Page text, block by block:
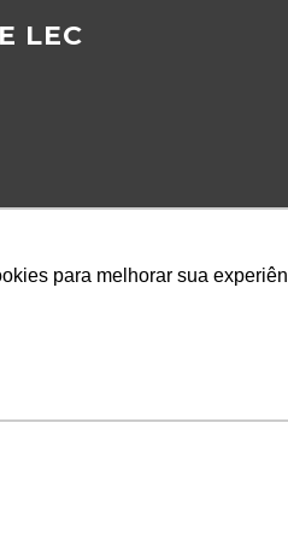
para melhorar sua
LEC